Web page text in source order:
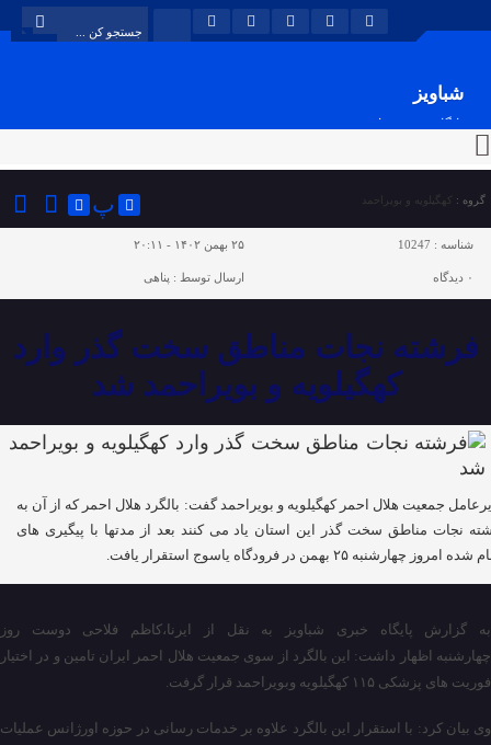
شباویز
پایگاه خبری شباویز
گروه : کهگیلویه و بویراحمد پ
شناسه : 10247 ۲۵ بهمن ۱۴۰۲ - ۲۰:۱۱
۰ دیدگاه ارسال توسط : پناهی
فرشته نجات مناطق سخت گذر وارد
کهگیلویه و بویراحمد شد
جمعیت هلال احمر کهگیلویه و بویراحمد گفت: بالگرد هلال احمر که از آن به
نجات مناطق سخت گذر این استان یاد می کنند بعد از مدتها با پیگیری های
امروز چهارشنبه ۲۵ بهمن در فرودگاه یاسوج استقرار یافت.
به گزارش پایگاه خبری شباویز به نقل از ایرنا،کاظم فلاحی دوست روز
چهارشنبه اظهار داشت: این بالگرد از سوی جمعیت هلال احمر ایران تامین و در اختیار
فوریت های پزشکی ۱۱۵ کهگیلویه وبویراحمد قرار گرفت.
وی بیان کرد: با استقرار این بالگرد علاوه بر خدمات رسانی در حوزه اورژانس عملیات